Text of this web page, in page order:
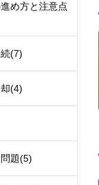
め方と注意点
(7)
(4)
題(5)